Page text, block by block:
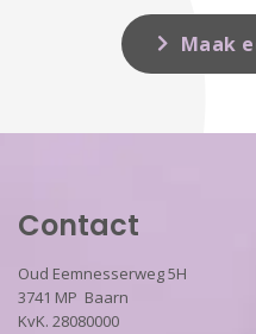
Maak
Contact
Oud Eemnesserweg 5H
3741 MP Baarn
KvK. 28080000